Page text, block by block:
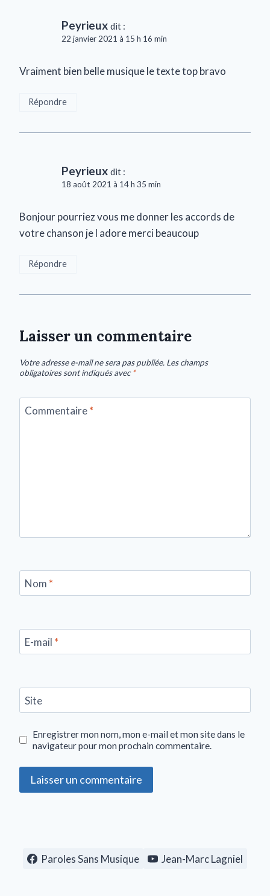
Peyrieux dit :
22 janvier 2021 à 15 h 16 min
Vraiment bien belle musique le texte top bravo
Répondre
Peyrieux dit :
18 août 2021 à 14 h 35 min
Bonjour pourriez vous me donner les accords de
votre chanson je l adore merci beaucoup
Répondre
Laisser un commentaire
Votre adresse e-mail ne sera pas publiée. Les champs
obligatoires sont indiqués avec*
Commentaire*
Nom *
E-mail *
Site
Enregistrer mon nom, mon e-mail et mon site dans le
navigateur pour mon prochain commentaire.
Paroles Sans Musique Jean-Marc Lagniel